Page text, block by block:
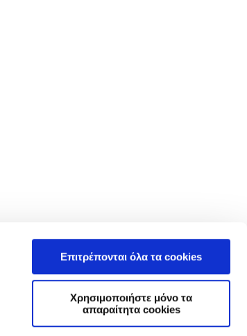
Επιτρέπονται όλα τα cookies
Χρησιμοποιήστε μόνο τα
απαραίτητα cookies